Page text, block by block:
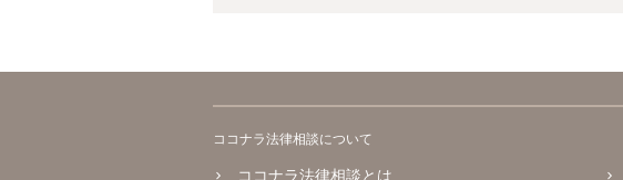
ココナラ法律相談について
ココナラ法律相談とは